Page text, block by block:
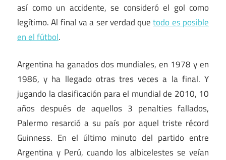
así como un accidente, se consideró el gol como
legítimo. Al final va a ser verdad quetodo es posible
en el fútbol.
Argentina ha ganados dos mundiales, en 1978 y en
1986, y ha llegado otras tres veces a la final. Y
jugando la clasificación para el mundial de 2010, 10
años después de aquellos 3 penalties fallados,
Palermo resarció a su país por aquel triste récord
Guinness. En el último minuto del partido entre
Argentina y Perú, cuando los albicelestes se veían